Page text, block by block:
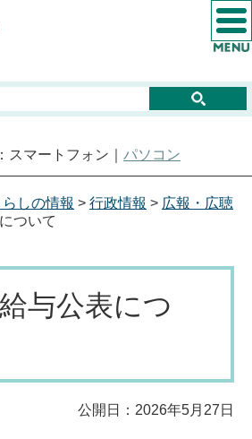
スマートフォン｜ パソコン
らしの情報 > 行政情報 > 広報・広聴
ついて
与公表につ
公開日：2026年5月27日